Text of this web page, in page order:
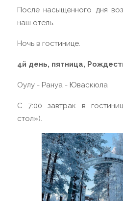
После насыщенного дня
наш отель.
Ночь в гостинице.
4й день, пятница,
Оулу - Рануа - Юваскюла
С 7:00 завтрак в
стол»).